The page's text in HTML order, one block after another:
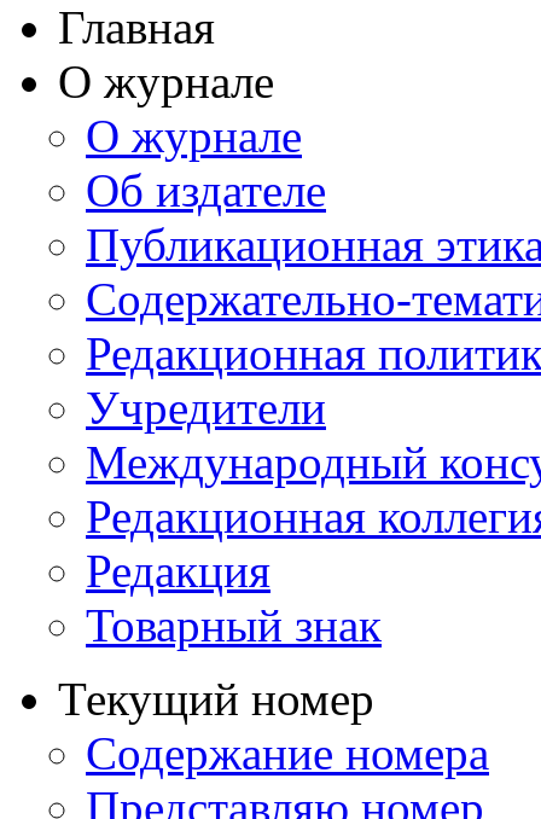
Главная
О журнале
О журнале
Об издателе
Публикационная
Содержательно-
Редакционная
Учредители
Международный
Редакционная
Редакция
Товарный знак
Текущий номер
Содержание номера
Представляю номер